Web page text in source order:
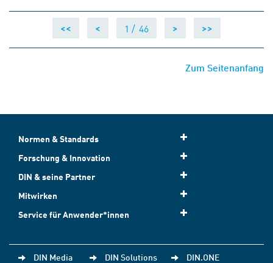
<< < 1 / 46 > >>
Zum Seitenanfang
Normen & Standards
Forschung & Innovation
DIN & seine Partner
Mitwirken
Service für Anwender*innen
DIN Media DIN Solutions DIN.ONE